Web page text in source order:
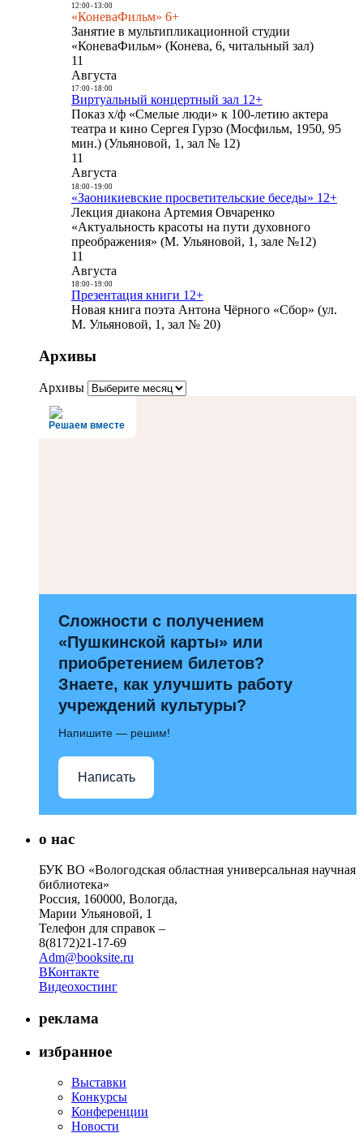
12:00- 13:00
«КоневаФильм» 6+
Занятие в мультипликационной студии
«КоневаФильм» (Конева, 6, читальный зал)
11
Августа
17:00- 18:00
Виртуальный концертный зал 12+
Показ х/ф «Смелые люди» к 100-летию актера
театра и кино Сергея Гурзо (Мосфильм, 1950, 95
мин.) (Ульяновой, 1, зал № 12)
11
Августа
18:00- 19:00
«Заоникиевские просветительские беседы» 12+
Лекция диакона Артемия Овчаренко
«Актуальность красоты на пути духовного
преображения» (М. Ульяновой, 1, зале №12)
11
Августа
18:00- 19:00
Презентация книги 12+
Новая книга поэта Антона Чёрного «Сбор» (ул.
М. Ульяновой, 1, зал № 20)
Архивы
Архивы
Решаем вместе
Сложности с получением
«Пушкинской карты» или
приобретением билетов?
Знаете, как улучшить работу
учреждений культуры?
Напишите — решим!
Написать
о нас
БУК ВО «Вологодская областная универсальная научная
библиотека»
Россия, 160000, Вологда,
Марии Ульяновой, 1
Телефон для справок –
8(8172)21-17-69
Adm@booksite.ru
ВКонтакте
Видеохостинг
реклама
избранное
Выставки
Конкурсы
Конференции
Новости